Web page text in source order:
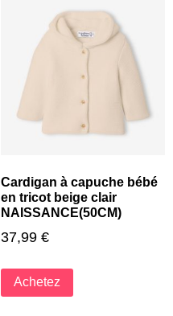
Cardigan à capuche bébé
en tricot beige clair
NAISSANCE(50CM)
37,99 €
Achetez